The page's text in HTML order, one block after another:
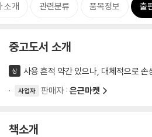
소개 관련분류 품목정보 출
중고도서 소개
상 사용 흔적 약간 있으나, 대체적으로 손
사업자 판매자 : 은근마켓
책소개